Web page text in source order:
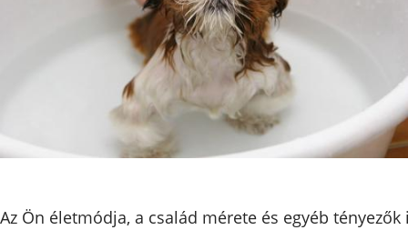
Az Ön életmódja, a család mérete és egyéb tényezők